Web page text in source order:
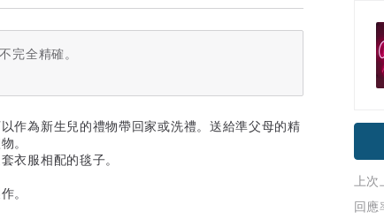
上次
回應
完全精確。
作為新生兒的禮物帶回家或洗禮。送給準父母的精
。
衣服相配的毯子。
。